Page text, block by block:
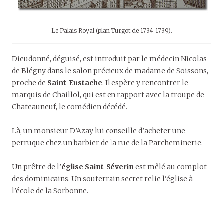
Le Palais Royal (plan Turgot de 1734-1739).
Dieudonné, déguisé, est introduit par le médecin Nicolas
de Blégny dans le salon précieux de madame de Soissons,
proche de Saint-Eustache. Il espère y rencontrer le
marquis de Chaillol, qui est en rapport avec la troupe de
Chateauneuf, le comédien décédé.
Là, un monsieur D’Azay lui conseille d’acheter une
perruque chez un barbier de la rue de la Parcheminerie.
Un prêtre de l’église Saint-Séverinest mêlé au complot
des dominicains. Un souterrain secret relie l’église à
l’école de la Sorbonne.